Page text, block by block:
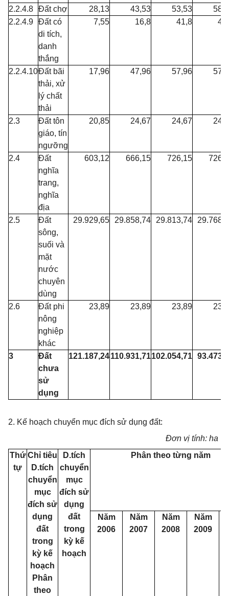
2.2.4.8 Đất chợ 28,13 43,53 53,53
2.2.4.9 Đất có
di tích,
danh
thắng
7,55 16,8 41,8
2.2.4.10Đất bãi
thải, xử
lý chất
thải
17,96 47,96 57,96
2.3
Đất tôn
giáo, tín
ngưỡng
20,85 24,67 24,67
2.4
Đất
nghĩa
trang,
nghĩa
địa
603,12 666,15 726,15
2.5
Đất
sông,
suối và
mặt
nước
chuyên
dùng
29.929,65 29.858,74 29.813,74
2.6
Đất phi
nông
nghiệp
khác
23,89 23,89 23,89
3
Đất
chưa
sử
dụng
121.187,24110.931,71102.054,71
2. Kế hoạch chuyển mục đích sử dụng đất:
Đơn vị tính: ha
Thứ
tự
Chỉ tiêu
D.tích
chuyển
mục
đích sử
dụng
đất
trong
kỳ kế
hoạch
Phân
theo
D.tích
chuyển
mục
đích sử
dụng
đất
trong
kỳ kế
hoạch
Phân theo từng năm
Năm
2006
Năm
2007
Năm
2008
Năm
2009